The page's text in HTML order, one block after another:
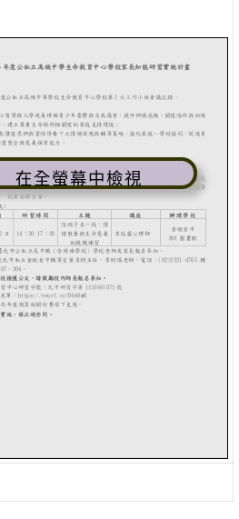
在全螢幕中檢視